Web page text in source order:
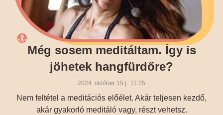
Még sosem meditáltam. Így is
jöhetek hangfürdőre?
2024. október 15. 11:25
Nem feltétel a meditációs előélet. Akár teljesen kezdő,
akár gyakorló meditáló vagy, részt vehetsz.